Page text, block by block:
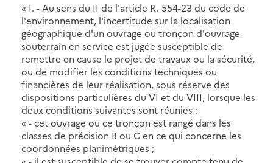
« I. - Au sens du II de l'article R. 554-23 du code de
l'environnement, l'incertitude sur la localisation
géographique d'un ouvrage ou tronçon d'ouvrage
souterrain en service est jugée susceptible de
remettre en cause le projet de travaux ou la sécurité,
ou de modifier les conditions techniques ou
financières de leur réalisation, sous réserve des
dispositions particulières du VI et du VIII, lorsque les
deux conditions suivantes sont réunies :
« - cet ouvrage ou ce tronçon est rangé dans les
classes de précision B ou C en ce qui concerne les
coordonnées planimétriques ;